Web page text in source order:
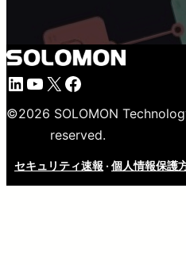
LinkedIn
YouTube
X Facebook
©2026 SOLOMON
reserved.
セキュリティ速報 · 個人情報保護